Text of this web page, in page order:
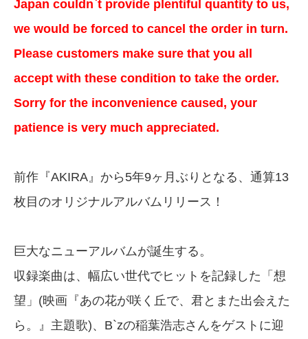
Japan couldn`t provide plentiful quantity to us,
we would be forced to cancel the order in turn.
Please customers make sure that you all
accept with these condition to take the order.
Sorry for the inconvenience caused, your
patience is very much appreciated.
前作『AKIRA』から5年9ヶ月ぶりとなる、通算13
枚目のオリジナルアルバムリリース！
巨大なニューアルバムが誕生する。
収録楽曲は、幅広い世代でヒットを記録した「想
望」(映画『あの花が咲く丘で、君とまた出会えた
ら。』主題歌)、B`zの稲葉浩志さんをゲストに迎